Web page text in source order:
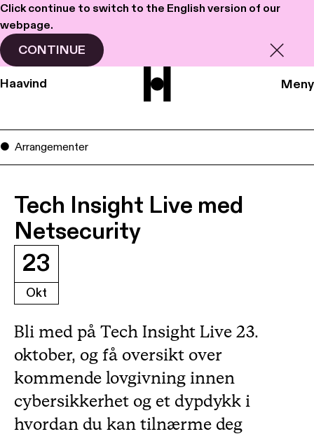
Click continue to switch to the English version of our
webpage.
CONTINUE
Haavind Meny
Arrangementer
Tech Insight Live med
Netsecurity
Bli med på Tech Insight Live 23.
oktober, og få oversikt over
kommende lovgivning innen
cybersikkerhet og et dypdykk i
hvordan du kan tilnærme deg
23
Okt